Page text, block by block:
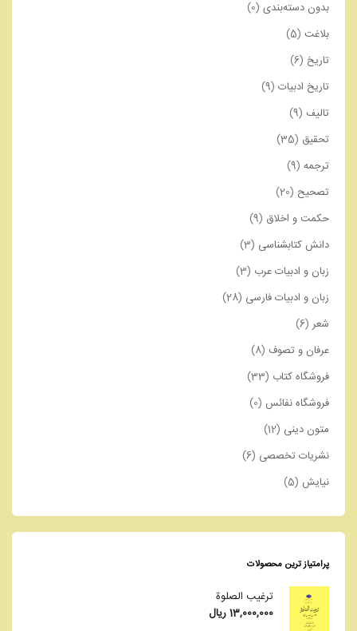
بدون دسته‌بندی (0)
بلاغت (5)
تاریخ (6)
تاریخ ادبیات (9)
تالیف (9)
تحقیق (35)
ترجمه (9)
تصحیح (20)
حکمت و اخلاق (9)
دانش کتابشناسی (3)
زبان و ادبیات عرب (3)
زبان و ادبیات فارسی (28)
شعر (6)
عرفان و تصوف (8)
فروشگاه کتاب (33)
فروشگاه نفائس (0)
متون دینی (12)
نشریات تخصصی (6)
نیایش (5)
پرامتیاز ترین محصولات
ترغیب الصلوة
13,000,000ریال